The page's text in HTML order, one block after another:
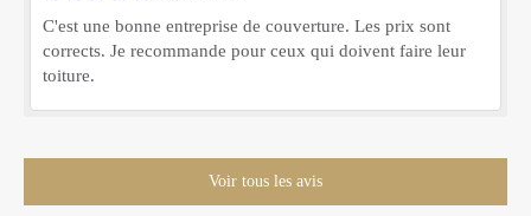
C'est une bonne entreprise de couverture. Les prix sont
corrects. Je recommande pour ceux qui doivent faire leur
toiture.
Voir tous les avis